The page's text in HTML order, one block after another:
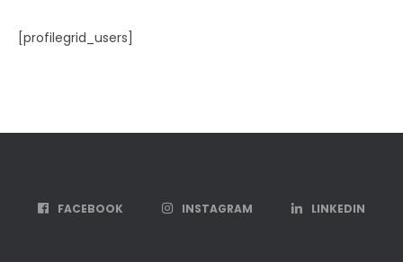
[profilegrid_users]
FACEBOOK INSTAGRAM LINKEDIN